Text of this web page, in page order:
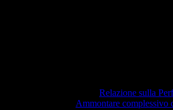
Relazione sulla
Ammontare complessivo